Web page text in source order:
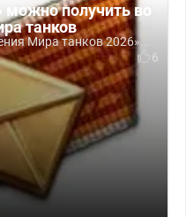
можно получить во
танков
Мира танков 2026»...
6